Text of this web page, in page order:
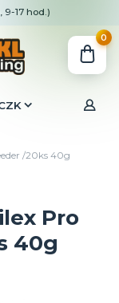
9-17 hod.)
0
/20ks 40g
Pro
40g